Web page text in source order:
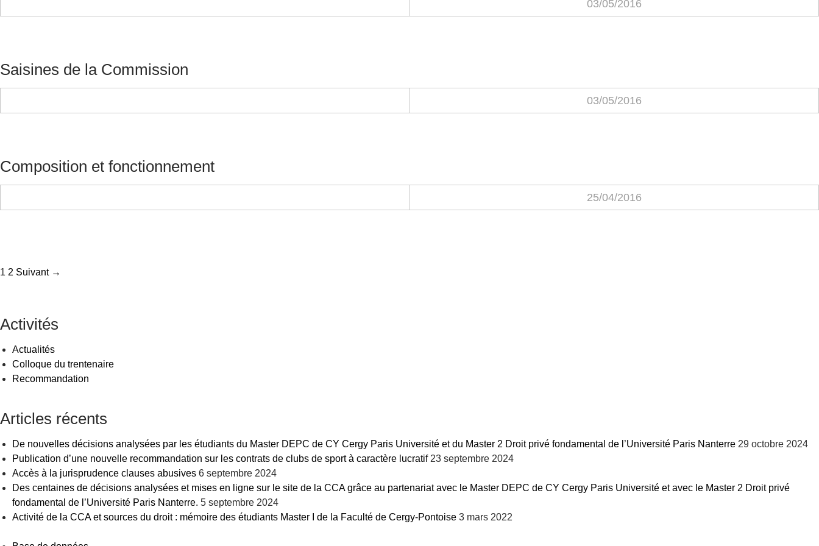
03/05/2016
Saisines de la Commission
03/05/2016
Composition et fonctionnement
25/04/2016
1 2 Suivant →
Activités
Actualités
Colloque du trentenaire
Recommandation
Articles récents
De nouvelles décisions analysées par les étudiants du Master DEPC de CY Cergy Paris Université et du Master 2 Droit privé fondamental de l’Université Paris Nanterre 29 octobre 2024
Publication d’une nouvelle recommandation sur les contrats de clubs de sport à caractère lucratif 23 septembre 2024
Accès à la jurisprudence clauses abusives 6 septembre 2024
Des centaines de décisions analysées et mises en ligne sur le site de la CCA grâce au partenariat avec le Master DEPC de CY Cergy Paris Université et avec le Master 2 Droit privé
fondamental de l’Université Paris Nanterre. 5 septembre 2024
Activité de la CCA et sources du droit : mémoire des étudiants Master I de la Faculté de Cergy-Pontoise 3 mars 2022